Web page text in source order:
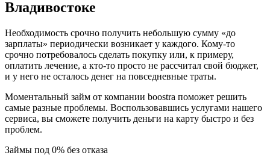
Владивостоке
Необходимость срочно получить небольшую сумму «до
зарплаты» периодически возникает у каждого. Кому-то
срочно потребовалось сделать покупку или, к примеру,
оплатить лечение, а кто-то просто не рассчитал свой бюджет,
и у него не осталось денег на повседневные траты.
Моментальный займ от компании boostra поможет решить
самые разные проблемы. Воспользовавшись услугами нашего
сервиса, вы сможете получить деньги на карту быстро и без
проблем.
Займы под 0% без отказа